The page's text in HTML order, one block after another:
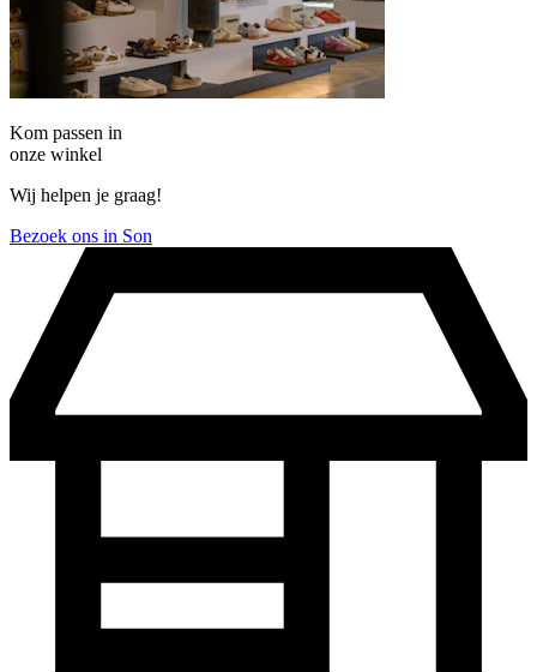
Kom passen in
onze winkel
Wij helpen je graag!
Bezoek ons in Son